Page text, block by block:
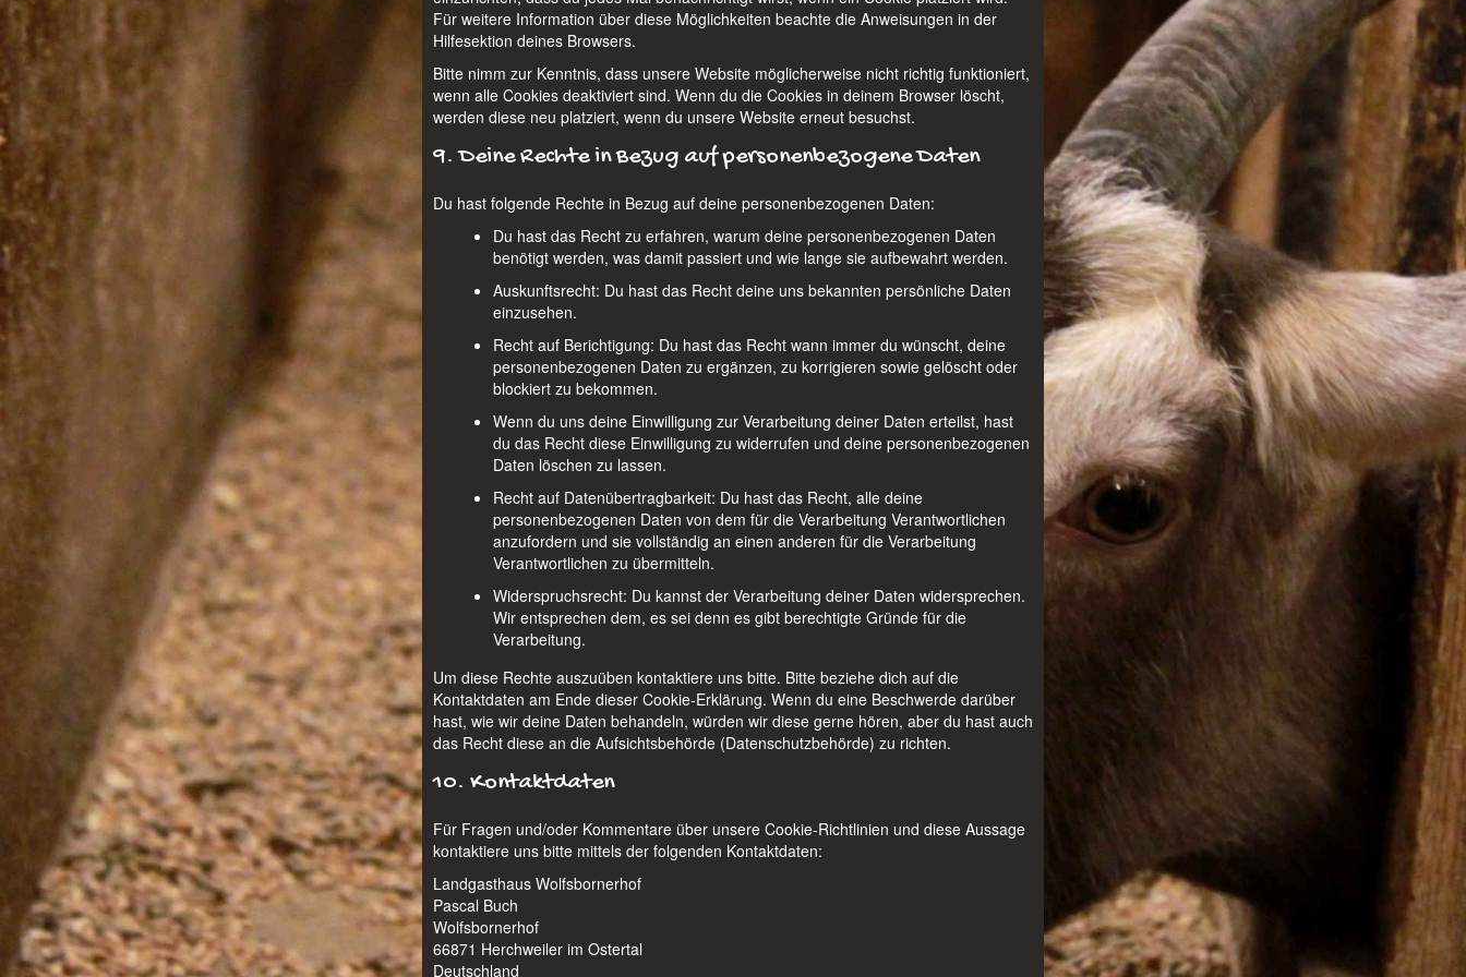
Für weitere Information über diese Möglichkeiten beachte die Anweisungen in der
Hilfesektion deines Browsers.
Bitte nimm zur Kenntnis, dass unsere Website möglicherweise nicht richtig funktioniert,
wenn alle Cookies deaktiviert sind. Wenn du die Cookies in deinem Browser löscht,
werden diese neu platziert, wenn du unsere Website erneut besuchst.
9. Deine Rechte in Bezug auf personenbezogene Daten
Du hast folgende Rechte in Bezug auf deine personenbezogenen Daten:
Du hast das Recht zu erfahren, warum deine personenbezogenen Daten
benötigt werden, was damit passiert und wie lange sie aufbewahrt werden.
Auskunftsrecht: Du hast das Recht deine uns bekannten persönliche Daten
einzusehen.
Recht auf Berichtigung: Du hast das Recht wann immer du wünscht, deine
personenbezogenen Daten zu ergänzen, zu korrigieren sowie gelöscht oder
blockiert zu bekommen.
Wenn du uns deine Einwilligung zur Verarbeitung deiner Daten erteilst, hast
du das Recht diese Einwilligung zu widerrufen und deine personenbezogenen
Daten löschen zu lassen.
Recht auf Datenübertragbarkeit: Du hast das Recht, alle deine
personenbezogenen Daten von dem für die Verarbeitung Verantwortlichen
anzufordern und sie vollständig an einen anderen für die Verarbeitung
Verantwortlichen zu übermitteln.
Widerspruchsrecht: Du kannst der Verarbeitung deiner Daten widersprechen.
Wir entsprechen dem, es sei denn es gibt berechtigte Gründe für die
Verarbeitung.
Um diese Rechte auszuüben kontaktiere uns bitte. Bitte beziehe dich auf die
Kontaktdaten am Ende dieser Cookie-Erklärung. Wenn du eine Beschwerde darüber
hast, wie wir deine Daten behandeln, würden wir diese gerne hören, aber du hast auch
das Recht diese an die Aufsichtsbehörde (Datenschutzbehörde) zu richten.
10. Kontaktdaten
Für Fragen und/oder Kommentare über unsere Cookie-Richtlinien und diese Aussage
kontaktiere uns bitte mittels der folgenden Kontaktdaten:
Landgasthaus Wolfsbornerhof
Pascal Buch
Wolfsbornerhof
66871 Herchweiler im Ostertal
Deutschland